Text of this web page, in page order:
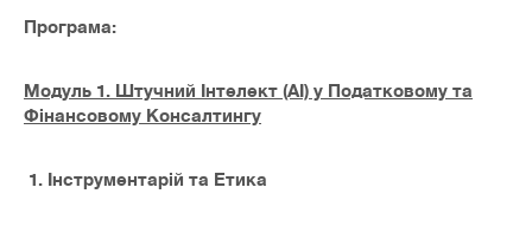
Програма:
Модуль 1. Штучний Інтелект (AI) у Податковому та
Фінансовому Консалтингу
1. Інструментарій та Етика